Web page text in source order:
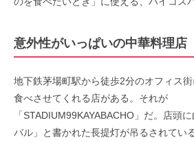
意外性がいっぱいの中華料理店
地下鉄茅場町駅から徒歩2分のオフィス
食べさせてくれる店がある。それが
「STADIUM99KAYABACHO」だ。店頭
バル」と書かれた長提灯が吊るされてい